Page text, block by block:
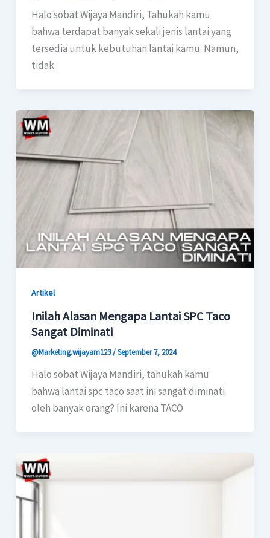
Halo sobat Wijaya Mandiri, Tahukah kamu
bahwa terdapat banyak sekali jenis lantai yang
tersedia untuk kebutuhan lantai kamu. Namun,
tidak
Artikel
Inilah Alasan Mengapa Lantai SPC Taco
Sangat Diminati
@Marketing.wijayam123/September 7, 2024
Halo sobat Wijaya Mandiri, tahukah kamu
bahwa lantai spc taco saat ini sangat diminati
oleh banyak orang? Ini karena TACO